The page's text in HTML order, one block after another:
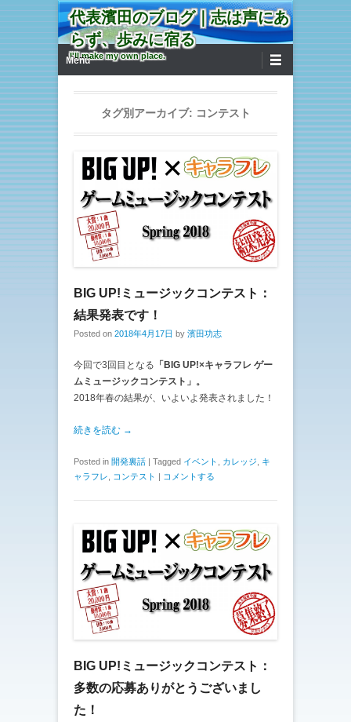
代表濱田のブログ｜志は声にあ
らず、歩みに宿る
I'll make my own place.
第1メニュー
コンテンツへ移動
Menu
タグ別アーカイブ: コンテスト
BIG UP!ミュージックコンテスト：
結果発表です！
Posted on 2018年4月17日 by 濱田功志
今回で3回目となる 「BIG UP!×キャラフレ ゲー
ムミュージックコンテスト」。
2018年春の結果が、いよいよ発表されました！
続きを読む →
Posted in 開発裏話 | Tagged イベント カレッジ
キ
ャラフレ
コンテスト | コメントする
BIG UP!ミュージックコンテスト：
多数の応募ありがとうございまし
た！